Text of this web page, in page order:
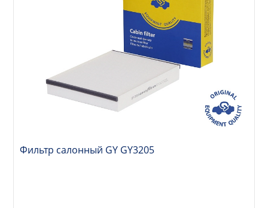
Фильтр салонный GY GY3205